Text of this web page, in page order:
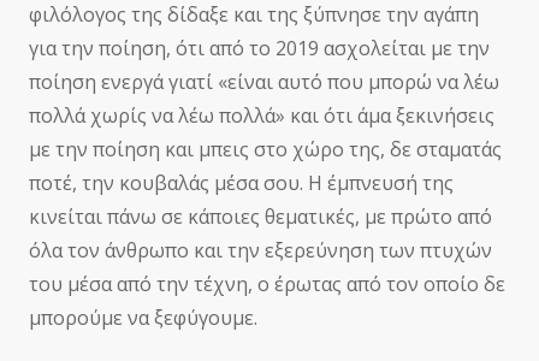
φιλόλογος της δίδαξε και της ξύπνησε την αγάπη
για την ποίηση, ότι από το 2019 ασχολείται με την
ποίηση ενεργά γιατί «είναι αυτό που μπορώ να λέω
πολλά χωρίς να λέω πολλά» και ότι άμα ξεκινήσεις
με την ποίηση και μπεις στο χώρο της, δε σταματάς
ποτέ, την κουβαλάς μέσα σου. Η έμπνευσή της
κινείται πάνω σε κάποιες θεματικές, με πρώτο από
όλα τον άνθρωπο και την εξερεύνηση των πτυχών
του μέσα από την τέχνη, ο έρωτας από τον οποίο δε
μπορούμε να ξεφύγουμε.